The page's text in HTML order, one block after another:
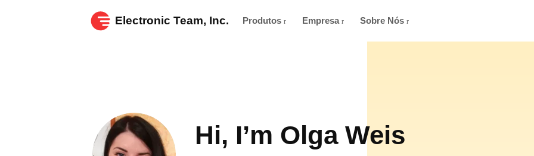
Electronic Team, Inc. Produtos Empresa Sobre Nós
Hi, I’m Olga Weis